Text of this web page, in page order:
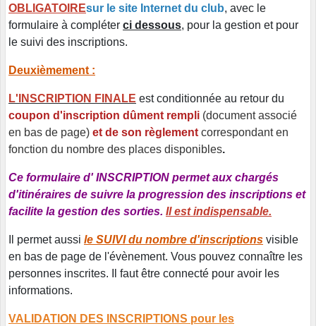
OBLIGATOIREsur le site Internet du club, avec le
formulaire à compléter ci dessous, pour la gestion et pour
le suivi des inscriptions.
Deuxièmement :
L'INSCRIPTION FINALE est conditionnée au retour du
coupon d'inscription dûment rempli (document associé
en bas de page) et de son règlement correspondant en
fonction du nombre des places disponibles.
Ce formulaire d' INSCRIPTION permet aux chargés
d'itinéraires de suivre la progression des inscriptions et
facilite la gestion des sorties. Il est indispensable.
Il permet aussi le SUIVI du nombre d'inscriptions visible
en bas de page de l'évènement. Vous pouvez connaître les
personnes inscrites. Il faut être connecté pour avoir les
informations.
VALIDATION DES INSCRIPTIONS pour les